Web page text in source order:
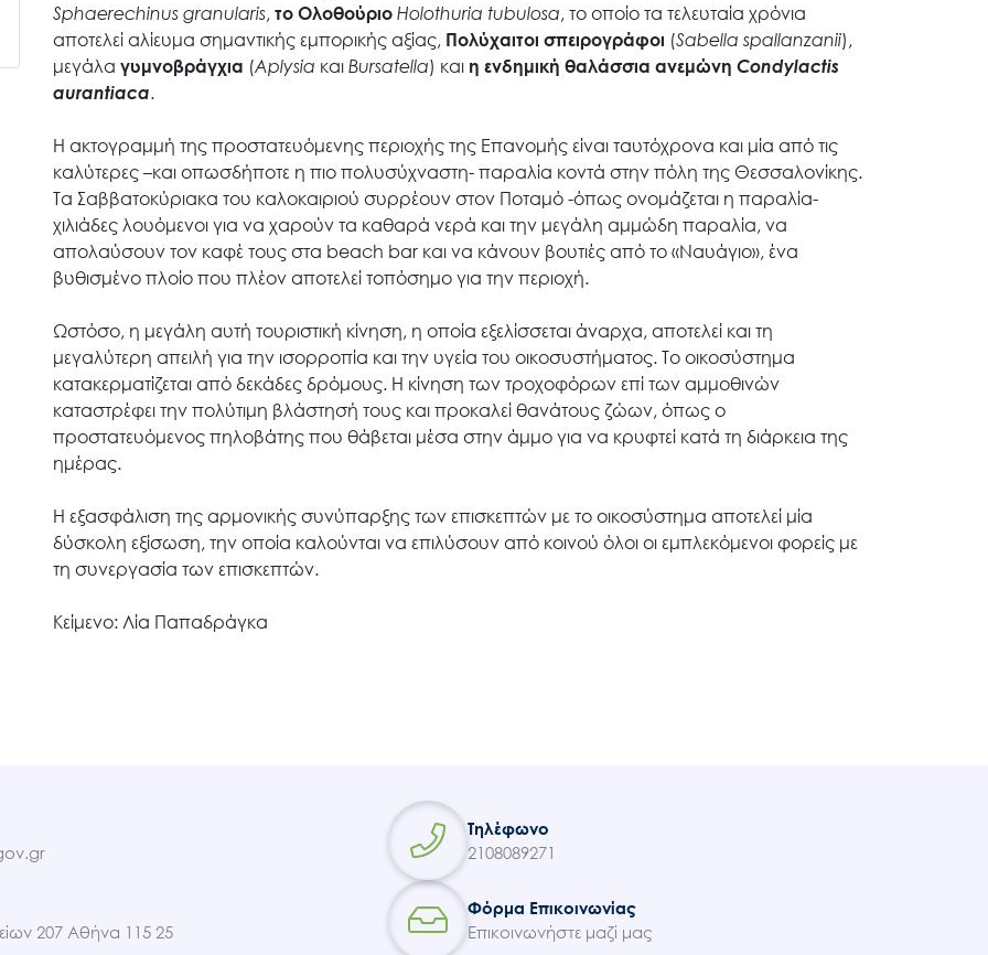
Μ.Δ.Π.Π.
Εισιτήρια
Επικοινωνία
Sphaerechinus granularis, το Ολοθούριο Holothuria tubulosa, το οποίο τα τελευταία χρόνια
αποτελεί αλίευμα σημαντικής εμπορικής αξίας, Πολύχαιτοι σπειρογράφοι (Sabella spallanzanii),
μεγάλα γυμνοβράγχια (Aplysia και Bursatella) και η ενδημική θαλάσσια ανεμώνη Condylactis
aurantiaca.
Η ακτογραμμή της προστατευόμενης περιοχής της Επανομής είναι ταυτόχρονα και μία από τις
καλύτερες –και οπωσδήποτε η πιο πολυσύχναστη- παραλία κοντά στην πόλη της Θεσσαλονίκης.
Τα Σαββατοκύριακα του καλοκαιριού συρρέουν στον Ποταμό -όπως ονομάζεται η παραλία-
χιλιάδες λουόμενοι για να χαρούν τα καθαρά νερά και την μεγάλη αμμώδη παραλία, να
απολαύσουν τον καφέ τους στα beach bar και να κάνουν βουτιές από το «Ναυάγιο», ένα
βυθισμένο πλοίο που πλέον αποτελεί τοπόσημο για την περιοχή.
Ωστόσο, η μεγάλη αυτή τουριστική κίνηση, η οποία εξελίσσεται άναρχα, αποτελεί και τη
μεγαλύτερη απειλή για την ισορροπία και την υγεία του οικοσυστήματος. Το οικοσύστημα
κατακερματίζεται από δεκάδες δρόμους. Η κίνηση των τροχοφόρων επί των αμμοθινών
καταστρέφει την πολύτιμη βλάστησή τους και προκαλεί θανάτους ζώων, όπως ο
προστατευόμενος πηλοβάτης που θάβεται μέσα στην άμμο για να κρυφτεί κατά τη διάρκεια της
ημέρας.
Η εξασφάλιση της αρμονικής συνύπαρξης των επισκεπτών με το οικοσύστημα αποτελεί μία
δύσκολη εξίσωση, την οποία καλούνται να επιλύσουν από κοινού όλοι οι εμπλεκόμενοι φορείς με
τη συνεργασία των επισκεπτών.
Κείμενο: Λία Παπαδράγκα
Τηλέφωνο
2108089271
207 Αθήνα 115 25
Φόρμα Επικοινωνίας
Επικοινωνήστε μαζί μας